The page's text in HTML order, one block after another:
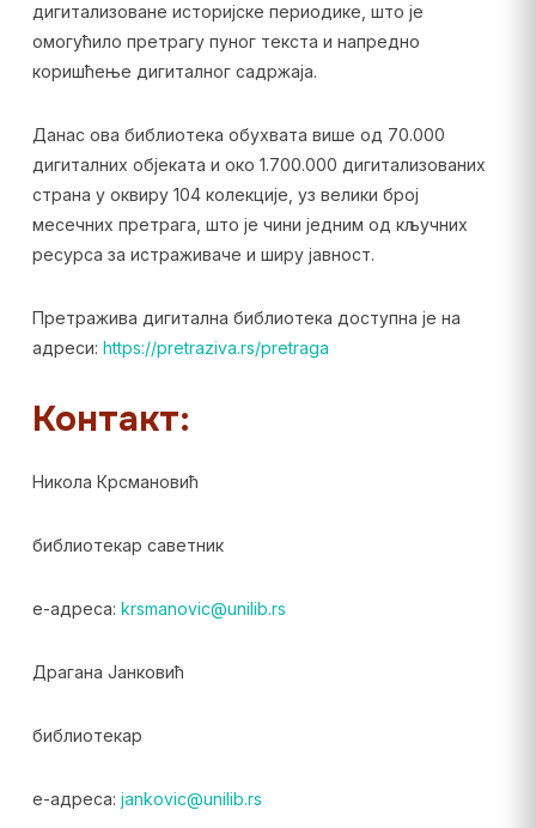
дигитализоване историјске периодике, што је
омогућило претрагу пуног текста и напредно
коришћење дигиталног садржаја.
Данас ова библиотека обухвата више од 70.000
дигиталних објеката и око 1.700.000 дигитализованих
страна у оквиру 104 колекције, уз велики број
месечних претрага, што је чини једним од кључних
ресурса за истраживаче и ширу јавност.
Претражива дигитална библиотека доступна је на
адреси: https://pretraziva.rs/pretraga
Контакт:
Никола Крсмановић
библиотекар саветник
е-адреса: krsmanovic@unilib.rs
Драгана Јанковић
библиотекар
е-адреса: jankovic@unilib.rs